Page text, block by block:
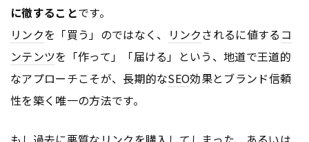
に徹することです。
リンクを「買う」のではなく、 リンクされるに値する コ
ンテンツを「作って」「届ける」という、地道で王道的
なアプローチこそが、長期的なSEO効果とブランド信頼
性を築く唯一の方法です。